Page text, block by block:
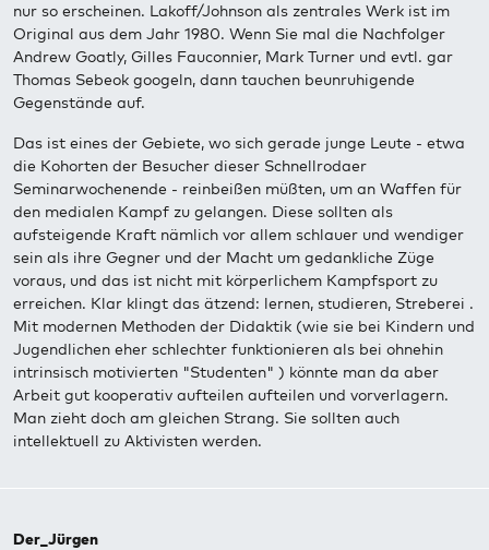
nur so erscheinen. Lakoff/Johnson als zentrales Werk ist im
Original aus dem Jahr 1980. Wenn Sie mal die Nachfolger
Andrew Goatly, Gilles Fauconnier, Mark Turner und evtl. gar
Thomas Sebeok googeln, dann tauchen beunruhigende
Gegenstände auf.
Das ist eines der Gebiete, wo sich gerade junge Leute - etwa
die Kohorten der Besucher dieser Schnellrodaer
Seminarwochenende - reinbeißen müßten, um an Waffen für
den medialen Kampf zu gelangen. Diese sollten als
aufsteigende Kraft nämlich vor allem schlauer und wendiger
sein als ihre Gegner und der Macht um gedankliche Züge
voraus, und das ist nicht mit körperlichem Kampfsport zu
erreichen. Klar klingt das ätzend: lernen, studieren, Streberei .
Mit modernen Methoden der Didaktik (wie sie bei Kindern und
Jugendlichen eher schlechter funktionieren als bei ohnehin
intrinsisch motivierten "Studenten" ) könnte man da aber
Arbeit gut kooperativ aufteilen aufteilen und vorverlagern.
Man zieht doch am gleichen Strang. Sie sollten auch
intellektuell zu Aktivisten werden.
Der_Jürgen